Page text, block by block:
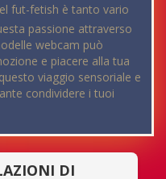
fut-fetish è tanto vario
passione attraverso
webcam può
e piacere alla tua
viaggio sensoriale e
condividere i tuoi
DI